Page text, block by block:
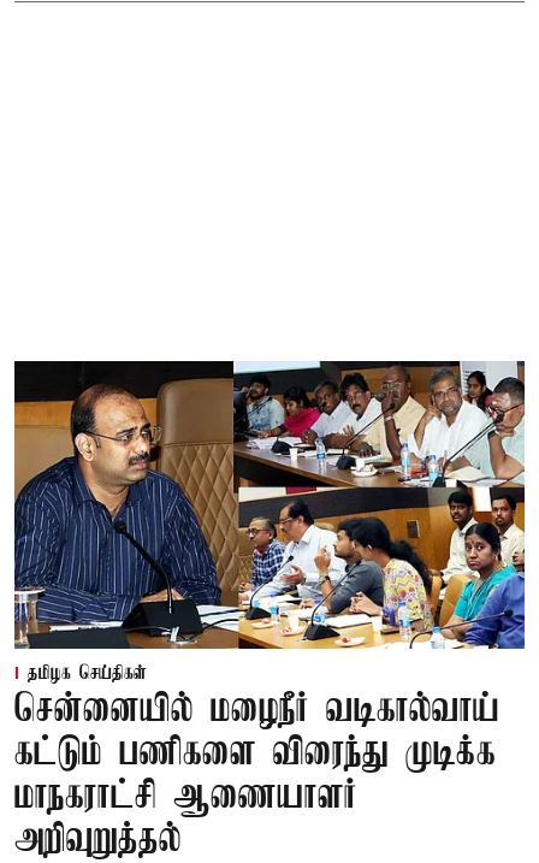
தமிழக செய்திகள்
சென்னையில் மழைநீர் வடிகால்வாய்
கட்டும் பணிகளை விரைந்து முடிக்க
மாநகராட்சி ஆணையாளர்
அறிவுறுத்தல்